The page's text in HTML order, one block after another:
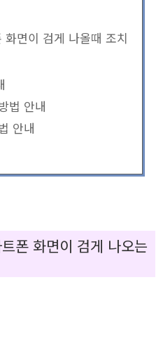
면이 검게 나올때 조치
법 안내
안내
폰 화면이 검게 나오는